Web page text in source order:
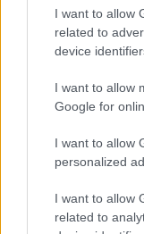
I want to allow
related to
device
I want to allow
Google for
I want to allow
personalized
I want to allow
related to
kibirjatov
10 éve
: Ki is az a
10 éve